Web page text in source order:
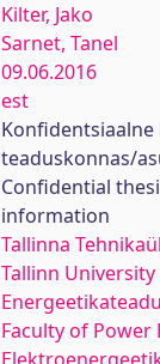
Kilter, Jako
Sarnet, Tanel
09.06.2016
est
teaduskonnas/
Confidential
information
Tallinna
Tallinn
Faculty of Power